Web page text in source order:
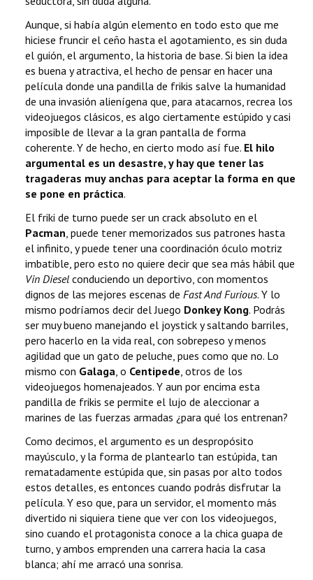
Aunque, si había algún elemento en todo esto que me
hiciese fruncir el ceño hasta el agotamiento, es sin duda
el guión, el argumento, la historia de base. Si bien la idea
es buena y atractiva, el hecho de pensar en hacer una
película donde una pandilla de frikis salve la humanidad
de una invasión alienígena que, para atacarnos, recrea los
videojuegos clásicos, es algo ciertamente estúpido y casi
imposible de llevar a la gran pantalla de forma
coherente. Y de hecho, en cierto modo así fue. El hilo
argumental es un desastre, y hay que tener las
tragaderas muy anchas para aceptar la forma en que
se pone en práctica.
El friki de turno puede ser un crack absoluto en el
Pacman, puede tener memorizados sus patrones hasta
el infinito, y puede tener una coordinación óculo motriz
imbatible, pero esto no quiere decir que sea más hábil que
Vin Diesel conduciendo un deportivo, con momentos
dignos de las mejores escenas de Fast And Furious. Y lo
mismo podríamos decir del Juego Donkey Kong. Podrás
ser muy bueno manejando el joystick y saltando barriles,
pero hacerlo en la vida real, con sobrepeso y menos
agilidad que un gato de peluche, pues como que no. Lo
mismo con Galaga, o Centipede, otros de los
videojuegos homenajeados. Y aun por encima esta
pandilla de frikis se permite el lujo de aleccionar a
marines de las fuerzas armadas ¿para qué los entrenan?
Como decimos, el argumento es un despropósito
mayúsculo, y la forma de plantearlo tan estúpida, tan
rematadamente estúpida que, sin pasas por alto todos
estos detalles, es entonces cuando podrás disfrutar la
película. Y eso que, para un servidor, el momento más
divertido ni siquiera tiene que ver con los videojuegos,
sino cuando el protagonista conoce a la chica guapa de
turno, y ambos emprenden una carrera hacia la casa
blanca; ahí me arracó una sonrisa.